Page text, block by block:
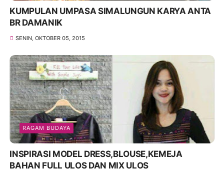
KUMPULAN UMPASA SIMALUNGUN KARYA ANTA
BR DAMANIK
SENIN, OKTOBER 05, 2015
RAGAM BUDAYA
INSPIRASI MODEL DRESS,BLOUSE,KEMEJA
BAHAN FULL ULOS DAN MIX ULOS